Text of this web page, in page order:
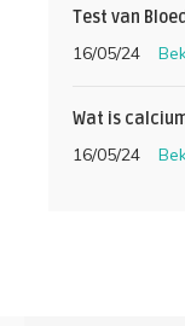
Test van
16/05/24
Wat is
16/05/24